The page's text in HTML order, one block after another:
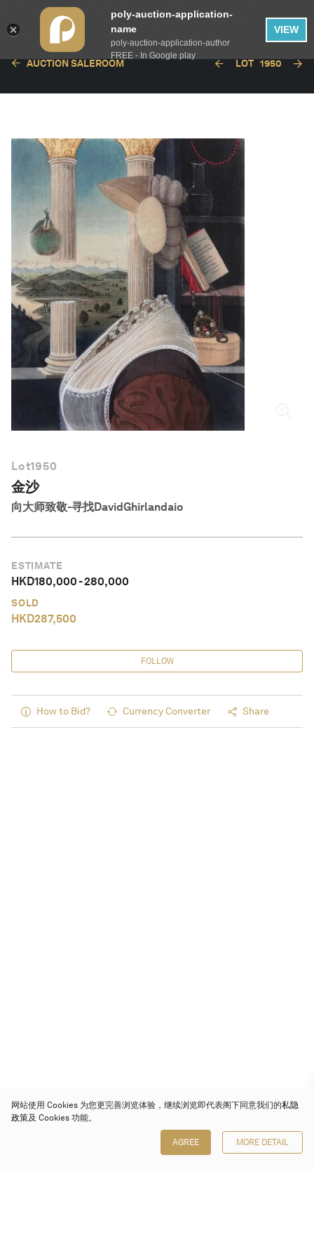
简体中文
AUCTION SALEROOM LOT 1950
Lot1950
金沙
向大师致敬-寻找DavidGhirlandaio
ESTIMATE
HKD180,000-280,000
SOLD
HKD287,500
FOLLOW
How to Bid? Currency Converter Share
网站使用 Cookies 为您更完善浏览体验，继续浏览即代表阁下同意我们的私隐
政策及 Cookies 功能。
AGREE MORE DETAIL
poly-auction-application-
name
poly-auction-application-author
FREE - In Google play
VIEW